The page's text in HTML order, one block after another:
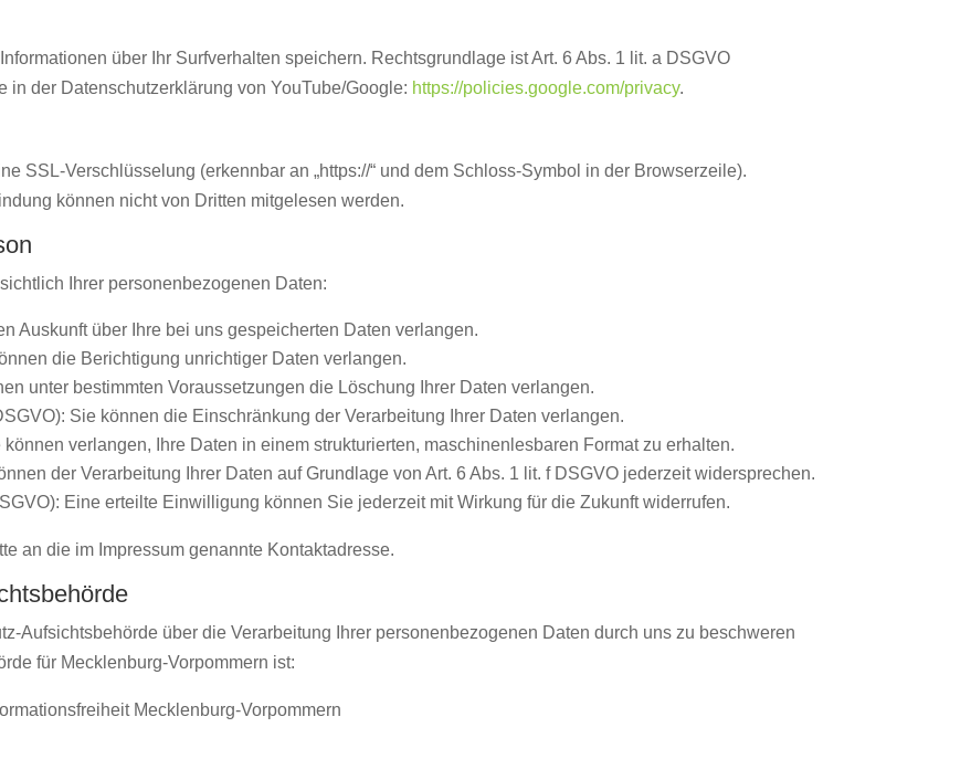
über Ihr Surfverhalten speichern. Rechtsgrundlage ist Art. 6 Abs. 1 lit. a DSGVO
der Datenschutzerklärung von YouTube/Google: https://policies.google.com/privacy.
SSL-Verschlüsselung (erkennbar an „https://“ und dem Schloss-Symbol in der Browserzeile).
können nicht von Dritten mitgelesen werden.
Ihrer personenbezogenen Daten:
Auskunft über Ihre bei uns gespeicherten Daten verlangen.
die Berichtigung unrichtiger Daten verlangen.
unter bestimmten Voraussetzungen die Löschung Ihrer Daten verlangen.
Sie können die Einschränkung der Verarbeitung Ihrer Daten verlangen.
können verlangen, Ihre Daten in einem strukturierten, maschinenlesbaren Format zu erhalten.
der Verarbeitung Ihrer Daten auf Grundlage von Art. 6 Abs. 1 lit. f DSGVO jederzeit widersprechen.
Eine erteilte Einwilligung können Sie jederzeit mit Wirkung für die Zukunft widerrufen.
an die im Impressum genannte Kontaktadresse.
Aufsichtsbehörde über die Verarbeitung Ihrer personenbezogenen Daten durch uns zu beschweren
für Mecklenburg-Vorpommern ist:
Mecklenburg-Vorpommern